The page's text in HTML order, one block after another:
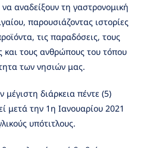
αναδείξουν τη γαστρονομική
παρουσιάζοντας ιστορίες
τις παραδόσεις, τους
και τους ανθρώπους του τόπου
των νησιών μας.
μέγιστη διάρκεια πέντε (5)
μετά την 1η Ιανουαρίου 2021
υπότιτλους.